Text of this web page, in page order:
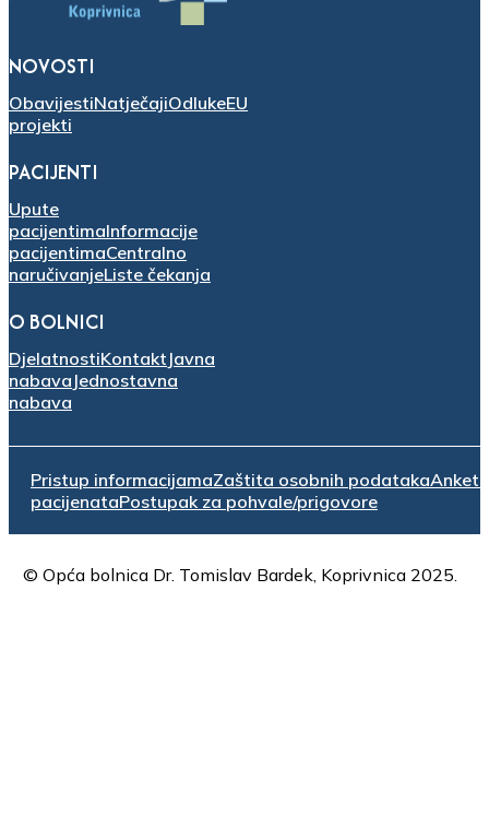
NOVOSTI
ObavijestiNatječajiOdlukeEU
projekti
PACIJENTI
Upute
pacijentimaInformacije
pacijentimaCentralno
naručivanjeListe čekanja
O BOLNICI
DjelatnostiKontakt Javna
nabava Jednostavna
nabava
Pristup informacijamaZaštita osobnih podatakaAnketa
pacijenataPostupak za pohvale/prigovore
© Opća bolnica Dr. Tomislav Bardek, Koprivnica 2025.